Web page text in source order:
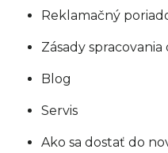
Reklamačný
Zásady
Blog
Servis
Ako sa dostať do